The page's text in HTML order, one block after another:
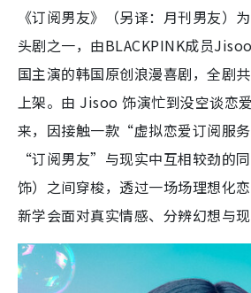
《订阅男友》（另译：月刊男友）
头剧之一，由BLACKPINK成员
国主演的韩国原创浪漫喜剧，全剧
上架。由 Jisoo 饰演忙到没空谈恋
来，因接触一款“虚拟恋爱订阅服
“订阅男友”与现实中互相较劲的
饰）之间穿梭，透过一场场理想化
新学会面对真实情感、分辨幻想与现